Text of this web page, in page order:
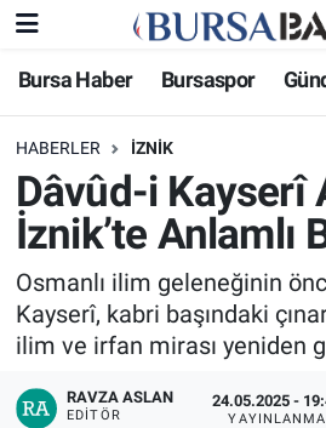
Bursa Haber Bursaspor
HABERLER İZNIK
Dâvûd-i Kayserî
İznik’te Anlamlı
Osmanlı ilim geleneğinin
Kayserî, kabri başındaki
ilim ve irfan mirası yeniden
RAVZA ASLAN
EDITÖR
24.05.2025 -
YAYINLANMA
Bursa Haber
Genel
Politika
Bilim, Teknoloji
KÜLTÜR-SANAT
Yerel
Bursa Nöbetçi Eczaneler
Bursa Hava Durumu
Bursa Namaz Vakitleri
Bursa Trafik Yoğunluk
Süper Lig Puan Durumu ve
Tüm Manşetler